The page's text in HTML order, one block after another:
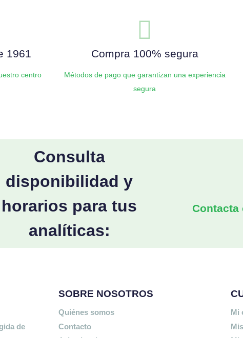
1961
centro
Compra 100% segura
Métodos de pago que garantizan una experiencia
segura
Consulta
disponibilidad y
horarios para tus
analíticas:
Contacta
de
SOBRE NOSOTROS
Quiénes somos
Contacto
Mi